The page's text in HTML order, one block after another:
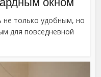
только удобным, но
для повседневной